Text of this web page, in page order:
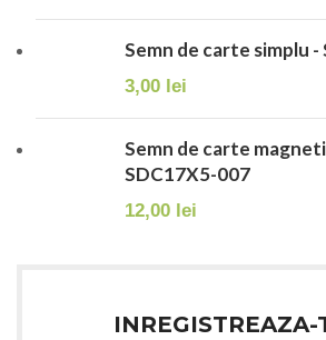
Semn de carte simplu -
3,00 lei
Semn de carte
SDC17X5-007
12,00 lei
INREGISTREAZA-